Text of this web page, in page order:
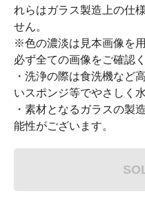
れらはガラス製造上の仕
せん。
※色の濃淡は見本画像を
必ず全ての画像をご確認く
・洗浄の際は食洗機など
いスポンジ等でやさしく
・素材となるガラスの製
能性がございます。